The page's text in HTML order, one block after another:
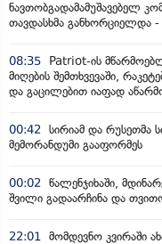
ნავთობგადამამუშავებელ
თავდასხმა განხორციელდა -
08:35
Patriot-ის
მიღების შემთხვევაში,
და გაცილებით იაფად
00:42 სირიამ და რუსეთმა
მემორანდუმი გააფორმეს
00:02 წალენჯიხაში,
შვილი გადაარჩინა და
22:01 მომდევნო კვირაში